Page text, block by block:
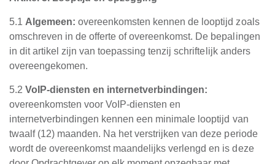
5.1 Algemeen: overeenkomsten kennen de looptijd zoals
omschreven in de offerte of overeenkomst. De bepalingen
in dit artikel zijn van toepassing tenzij schriftelijk anders
overeengekomen.
5.2VoIP-diensten en internetverbindingen:
overeenkomsten voor VoIP-diensten en
internetverbindingen kennen een minimale looptijd van
twaalf (12) maanden. Na het verstrijken van deze periode
wordt de overeenkomst maandelijks verlengd en is deze